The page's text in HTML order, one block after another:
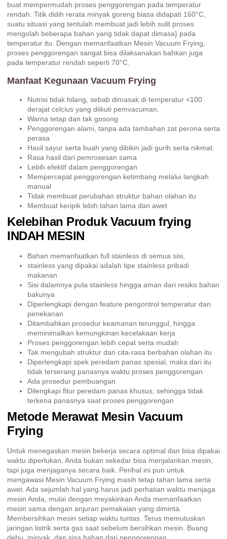
buat mempermudah proses penggorengan pada temperatur
rendah. Titik didih rerata minyak goreng biasa didapati 160°C,
suatu situasi yang tentulah membuat jadi lebih sulit proses
mengolah beberapa bahan yang tidak dapat dimasa} pada
temperatur itu. Dengan memanfaatkan Mesin Vacuum Frying,
proses penggorengan sangat bisa dilaksanakan bahkan juga
pada temperatur rendah seperti 70°C.
Manfaat Kegunaan Vacuum Frying
Nutrisi tidak hilang, sebab dimasak di temperatur <100
derajat celcius yang diikuti pemvacuman.
Warna tetap dan tak gosong
Penggorengan alami, tanpa ada tambahan zat perona serta
perasa
Hasil sayur serta buah yang dibikin jadi gurih serta nikmat.
Rasa hasil dari pemrosesan sama
Lebih efektif dalam penggorengan
Mempercepat penggorengan ketimbang melalui langkah
manual
Tidak membuat perubahan struktur bahan olahan itu
Membuat keripik lebih tahan lama dan awet
Kelebihan Produk Vacuum frying
INDAH MESIN
Bahan memanfaatkan full stainless di semua sisi,
stainless yang dipakai adalah tipe stainless pribadi
makanan
Sisi dalamnya pula stainless hingga aman dari resiko bahan
bakunya
Diperlengkapi dengan feature pengontrol temperatur dan
penekanan
Ditambahkan prosedur keamanan terunggul, hingga
meminimalkan kemungkinan kecelakaan kerja
Proses penggorengan lebih cepat serta mudah
Tak mengubah struktur dan cita-rasa berbahan olahan itu
Diperlengkapi spek peredam panas spesial, maka dari itu
tidak terserang panasnya waktu proses penggorengan
Ada prosedur pembuangan
Dilengkapi fitur peredam panas khusus, sehingga tidak
terkena panasnya saat proses penggorengan
Metode Merawat Mesin Vacuum
Frying
Untuk menegaskan mesin bekerja secara optimal dan bisa dipakai
waktu diperlukan, Anda bukan sekedar bisa menjalankan mesin,
tapi juga menjaganya secara baik. Perihal ini pun untuk
mengawasi Mesin Vacuum Frying masih tetap tahan lama serta
awet. Ada sejumlah hal yang harus jadi perhatian waktu menjaga
mesin Anda, mulai dengan meyakinkan Anda memanfaatkan
mesin sama dengan anjuran pemakaian yang diminta.
Membersihkan mesin setiap waktu tuntas. Terus memutuskan
jaringan listrik serta gas saat sebelum bersihkan mesin. Buang
debu, minyak, dan sisa bahan dari penggorengan.